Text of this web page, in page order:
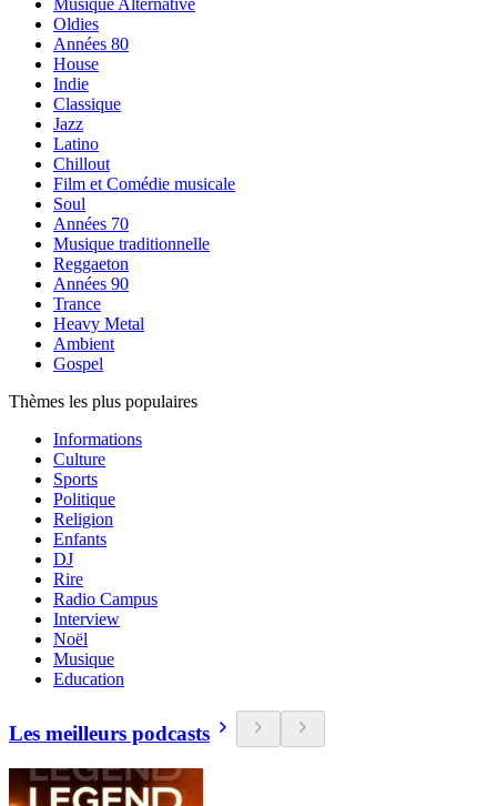
Musique Alternative
Oldies
Années 80
House
Indie
Classique
Jazz
Latino
Chillout
Film et Comédie musicale
Soul
Années 70
Musique traditionnelle
Reggaeton
Années 90
Trance
Heavy Metal
Ambient
Gospel
Thèmes les plus populaires
Informations
Culture
Sports
Politique
Religion
Enfants
DJ
Rire
Radio Campus
Interview
Noël
Musique
Education
Les meilleurs podcasts